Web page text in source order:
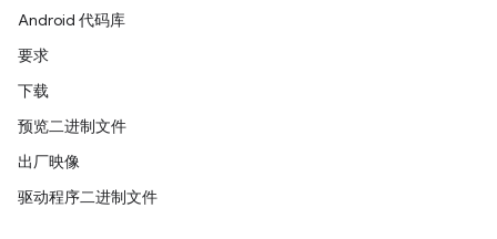
Android 代码库
要求
下载
预览二进制文件
出厂映像
驱动程序二进制文件